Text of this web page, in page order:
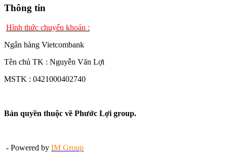
Thông tin
Hình thức chuyển khoản :
Ngân hàng Vietcombank
Tên chủ TK : Nguyễn Văn Lợi
MSTK : 0421000402740
Bản quyền thuộc về Phước Lợi group.
- Powered by IM Group